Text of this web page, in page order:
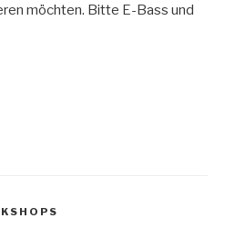
möchten. Bitte E-Bass und